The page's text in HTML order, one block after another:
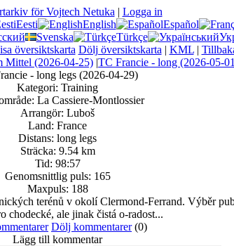
för Vojtech Netuka | Logga in
Eesti English Español
Svenska Türkçe
översiktskarta Dölj översiktskarta | KML |
Mittel (2026-04-25) |TC Francie - long (2026-05-
- long legs (2026-04-29)
Kategori: Training
La Cassiere-Montlossier
Arrangör: Luboš
Land: France
Distans: long legs
Sträcka: 9.54 km
Tid: 98:57
Genomsnittlig puls: 165
Maxpuls: 188
terénů v okolí Clermond-Ferrand. Výběr
chodecké, ale jinak čistá o-radost...
Dölj kommentarer(0)
Lägg till kommentar